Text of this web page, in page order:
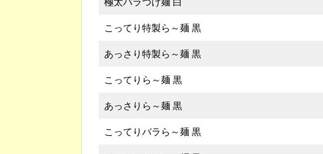
極太バラつけ麺 白
こってり特製ら～麺 黒
あっさり特製ら～麺 黒
こってりら～麺 黒
あっさりら～麺 黒
こってりバラら～麺 黒